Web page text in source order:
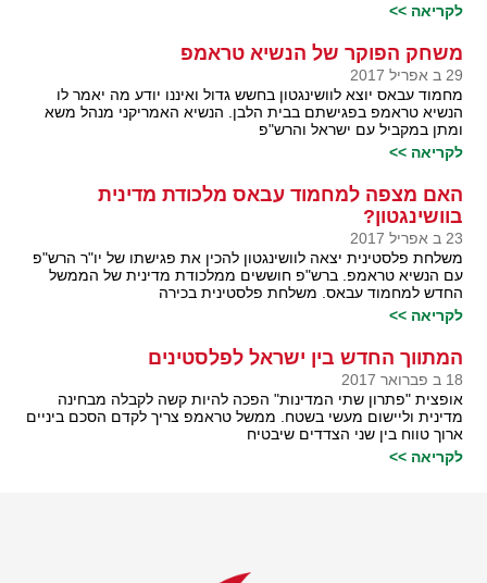
לקריאה >>
משחק הפוקר של הנשיא טראמפ
29 ב אפריל 2017
מחמוד עבאס יוצא לוושינגטון בחשש גדול ואיננו יודע מה יאמר לו
הנשיא טראמפ בפגישתם בבית הלבן. הנשיא האמריקני מנהל משא
ומתן במקביל עם ישראל והרש"פ
לקריאה >>
האם מצפה למחמוד עבאס מלכודת מדינית
בוושינגטון?
23 ב אפריל 2017
משלחת פלסטינית יצאה לוושינגטון להכין את פגישתו של יו"ר הרש"פ
עם הנשיא טראמפ. ברש"פ חוששים ממלכודת מדינית של הממשל
החדש למחמוד עבאס. משלחת פלסטינית בכירה
לקריאה >>
המתווך החדש בין ישראל לפלסטינים
18 ב פברואר 2017
אופצית "פתרון שתי המדינות" הפכה להיות קשה לקבלה מבחינה
מדינית וליישום מעשי בשטח. ממשל טראמפ צריך לקדם הסכם ביניים
ארוך טווח בין שני הצדדים שיבטיח
לקריאה >>